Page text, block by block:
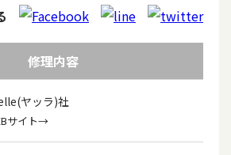
修理内容
ヤッラ)社
サイト→